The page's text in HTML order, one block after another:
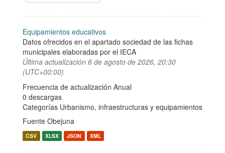
Equipamientos educativos
Datos ofrecidos en el apartado sociedad de las fichas
municipales elaboradas por el IECA
Última actualización 6 de agosto de 2026, 20:30
(UTC+00:00)
Frecuencia de actualización Anual
0 descargas
Categorías Urbanismo, infraestructuras y equipamientos
Fuente Obejuna
CSV XLSX JSON XML